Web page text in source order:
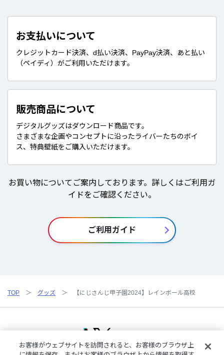
お支払いについて
クレジットカード決済、d払い決済、PayPay決済、あと払い
（ペイディ）がご利用いただけます。
販売商品について
デジタルグッズはダウンロード商品です。
さまざまな企画やコンセプトに沿ったライバーたちのボイ
ス、特典壁紙をご購入いただけます。
お買い物についてご案内しております。詳しくはご利用ガ
イドをご確認ください。
ご利用ガイド
TOP グッズ 【にじさんじ甲子園2024】レインボール高校
お客様がウェブサイトを訪問されると、お客様のブラウザ上